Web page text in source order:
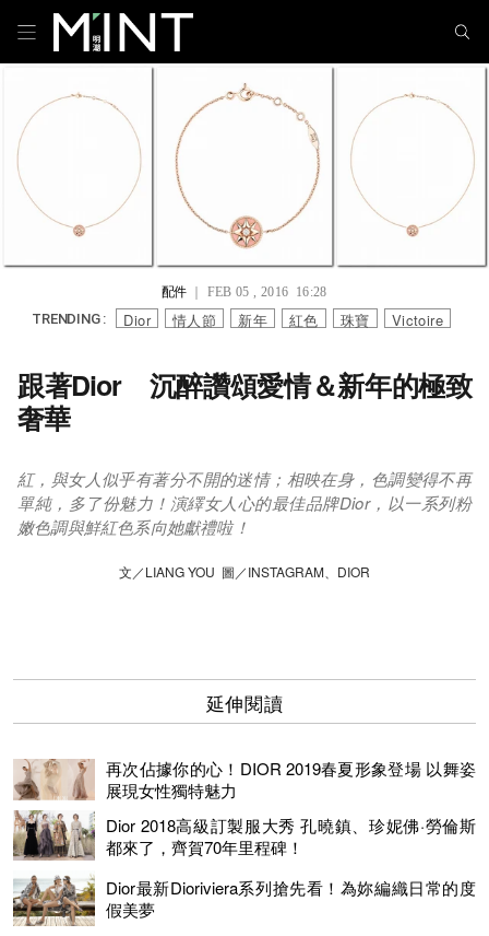
配件｜ FEB 05 , 2016 16:28
TRENDING : Dior 情人節 新年 紅色 珠寶 Victoire
跟著Dior 沉醉讚頌愛情＆新年的極致
奢華
紅，與女人似乎有著分不開的迷情；相映在身，色調變得不再
單純，多了份魅力！演繹女人心的最佳品牌Dior，以一系列粉
嫩色調與鮮紅色系向她獻禮啦！
文／LIANG YOU 圖／INSTAGRAM、DIOR
延伸閱讀
再次佔據你的心！DIOR 2019春夏形象登場 以舞姿
展現女性獨特魅力
Dior 2018高級訂製服大秀 孔曉鎮、珍妮佛·勞倫斯
都來了，齊賀70年里程碑！
Dior最新Dioriviera系列搶先看！為妳編織日常的度
假美夢